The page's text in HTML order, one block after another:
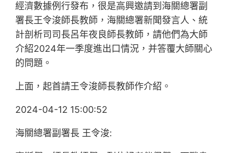
經濟數據例行發布，很是高興邀請到海關總署副
署長王令浚師長教師，海關總署新聞發言人、統
計剖析司司長呂年夜良師長教師，請他們為大師
介紹2024年一季度進出口情況，并答覆大師關心
的問題。
上面，起首請王令浚師長教師作介紹。
2024-04-12 15:00:52
海關總署副署長 王令浚: